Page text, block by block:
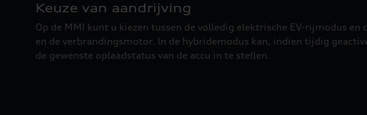
Keuze van aandrijving
Op de MMI kunt u kiezen tussen de volledig elektrische EV-rijmodus
en de verbrandingsmotor. In de hybridemodus kan, indien tijdig
de gewenste oplaadstatus van de accu in te stellen.